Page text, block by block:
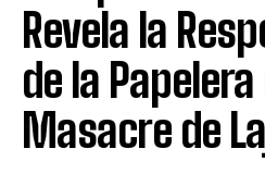
Revela la
de la
Masacre de